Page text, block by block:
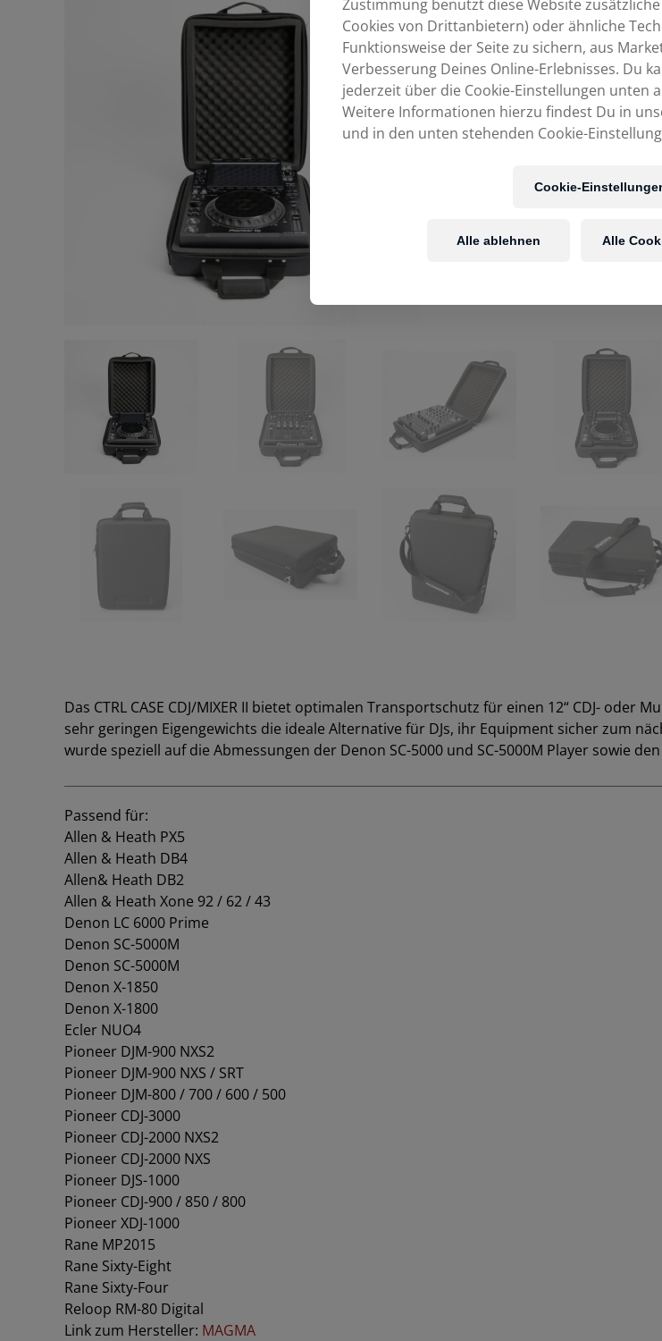
Das CTRL CASE CDJ/MIXER II bietet optimalen Transportschutz für einen 12“ CDJ- oder
sehr geringen Eigengewichts die ideale Alternative für DJs, ihr Equipment sicher zum
wurde speziell auf die Abmessungen der Denon SC-5000 und SC-5000M Player sowie
Passend für:
Allen & Heath PX5
Allen & Heath DB4
Allen& Heath DB2
Allen & Heath Xone 92 / 62 / 43
Denon LC 6000 Prime
Denon SC-5000M
Denon SC-5000M
Denon X-1850
Denon X-1800
Ecler NUO4
Pioneer DJM-900 NXS2
Pioneer DJM-900 NXS / SRT
Pioneer DJM-800 / 700 / 600 / 500
Pioneer CDJ-3000
Pioneer CDJ-2000 NXS2
Pioneer CDJ-2000 NXS
Pioneer DJS-1000
Pioneer CDJ-900 / 850 / 800
Pioneer XDJ-1000
Rane MP2015
Rane Sixty-Eight
Rane Sixty-Four
Reloop RM-80 Digital
Link zum Hersteller: MAGMA
Zustimmung benutzt diese Website
Cookies von Drittanbietern) oder ähnliche
Funktionsweise der Seite zu sichern, aus
Verbesserung Deines Online-Erlebnisses. Du
jederzeit über die Cookie-Einstellungen unten
Weitere Informationen hierzu findest Du in
und in den unten stehenden Cookie-
Cookie-
Alle ablehnen Alle